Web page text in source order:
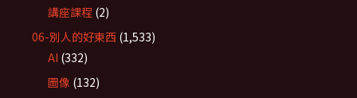
講座課程 (2)
06-別人的好東西 (1,533)
AI (332)
圖像 (132)